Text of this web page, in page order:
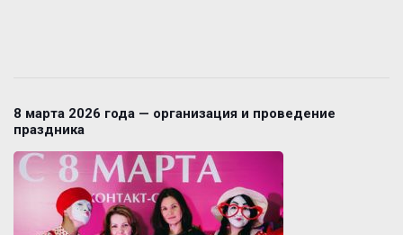
8 марта 2026 года — организация и проведение
праздника